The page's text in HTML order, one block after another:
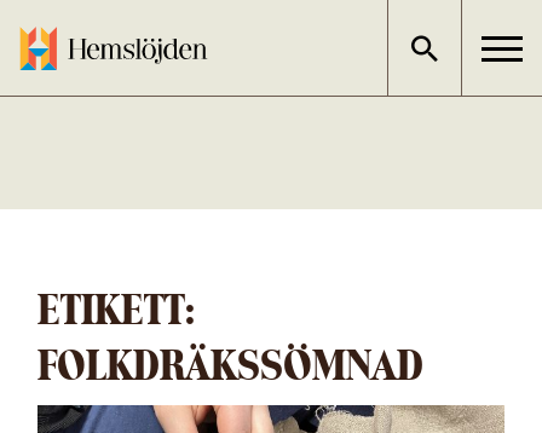
innehållet
ETIKETT:
FOLKDRÄKSSÖMNAD